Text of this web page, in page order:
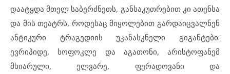
დაატყდა მთელ საბერძნეთს, განსაკუთრებით კი ათენსა
და მის თეატრს, როდესაც მიყოლებით გარდაიცვალნენ
ანტიკური ტრაგედიის უკანასკნელი გიგანტები:
ევრიპიდე, სოფოკლე და აგათონი, არისტოფანემ
მხიარული, ელვარე, ფერადოვანი და